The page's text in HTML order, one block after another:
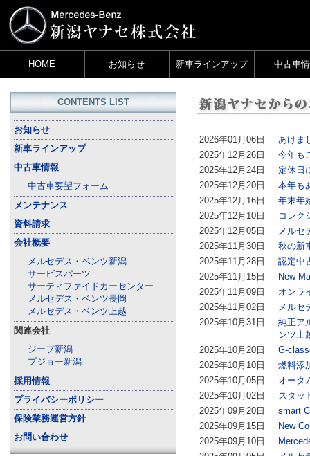
HOME お知らせ 新車ラインアップ 中古車
2026年01月06日
あけま
2025年12月26日
今年も
2025年12月24日
定休日
2025年12月20日
本年も
2025年12月16日
年末年
2025年12月10日
コレク
2025年12月05日
メルセ
2025年11月30日
秋の新
2025年11月28日
認定中
2025年11月15日
New
2025年11月09日
オンラ
2025年11月02日
メル
2025年10月31日
純正ア
ンツ上
2025年10月20日
G-
2025年10月10日
燃料添
2025年10月05日
オータ
2025年10月02日
スタッ
2025年09月20日
smart
2025年09月15日
New
2025年09月10日
CONTENTS LIST
お知らせ
新車ラインアップ
中古車情報
中古車要望フォーム
メンテナンス
資料請求
会社概要
メルセデス・ベンツ新潟
サービスパーツ
サーティファイドカーセンター
メルセデス・ベンツ長岡
メルセデス・ベンツ上越
関連会社
ジープ新潟
プジョー新潟
採用情報
プライバシーポリシー
保険業務運営方針
お問い合わせ